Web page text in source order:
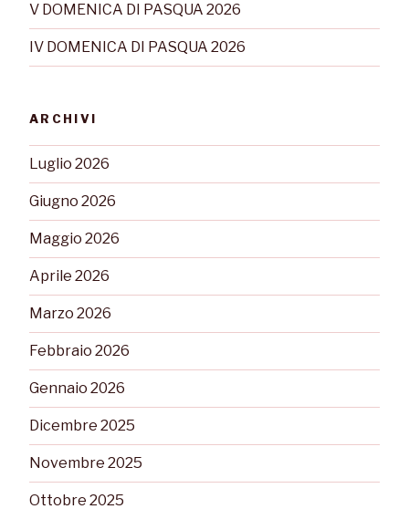
V DOMENICA DI PASQUA 2026
IV DOMENICA DI PASQUA 2026
ARCHIVI
Luglio 2026
Giugno 2026
Maggio 2026
Aprile 2026
Marzo 2026
Febbraio 2026
Gennaio 2026
Dicembre 2025
Novembre 2025
Ottobre 2025